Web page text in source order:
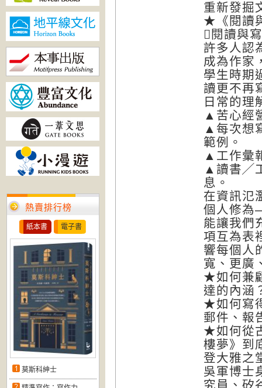
熱賣排行榜
紙本書 電子書
莫斯科紳士
重新發掘
★《閱讀
閱讀與
許多人認
成為作家
學生時期
讀更不再
日常的理
▲苦心經
▲每次想
範例。
▲工作彙
▲讀書╱
息。
在資訊氾
個人修為
能讓我們
項互為表
響每個人
寬、更廣
★如何兼
達的內涵
★如何寫
郵件、報
★如何從
樓夢》到
登大雅之
吳軍博士
究員、矽